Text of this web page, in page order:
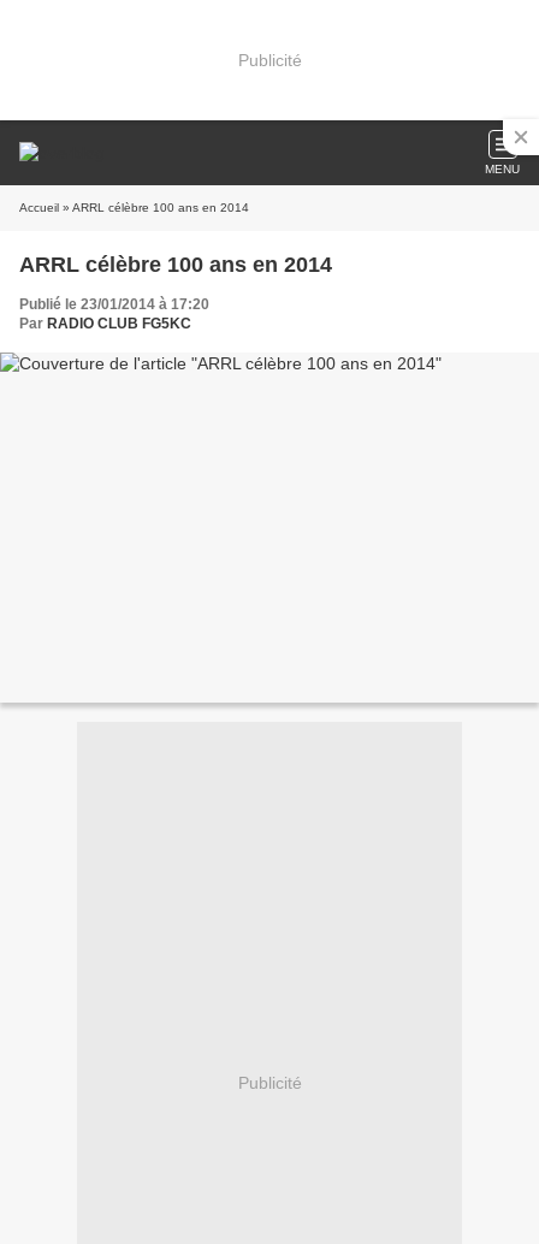
Publicité
MENU
Accueil » ARRL célèbre 100 ans en 2014
ARRL célèbre 100 ans en 2014
Publié le 23/01/2014 à 17:20
Par RADIO CLUB FG5KC
Publicité